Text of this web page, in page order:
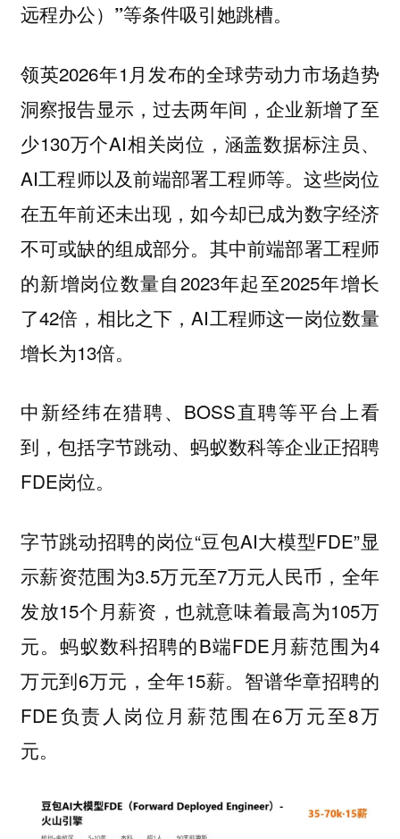
远程办公）”等条件吸引她跳槽。
领英2026年1月发布的全球劳动力市场趋势
洞察报告显示，过去两年间，企业新增了至
少130万个AI相关岗位，涵盖数据标注员、
AI工程师以及前端部署工程师等。这些岗位
在五年前还未出现，如今却已成为数字经济
不可或缺的组成部分。其中前端部署工程师
的新增岗位数量自2023年起至2025年增长
了42倍，相比之下，AI工程师这一岗位数量
增长为13倍。
中新经纬在猎聘、BOSS直聘等平台上看
到，包括字节跳动、蚂蚁数科等企业正招聘
FDE岗位。
字节跳动招聘的岗位“豆包AI大模型FDE”显
示薪资范围为3.5万元至7万元人民币，全年
发放15个月薪资，也就意味着最高为105万
元。蚂蚁数科招聘的B端FDE月薪范围为4
万元到6万元，全年15薪。智谱华章招聘的
FDE负责人岗位月薪范围在6万元至8万
元。